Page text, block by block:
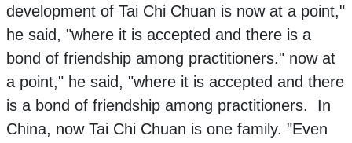
development of Tai Chi Chuan is now at a point,"
he said, "where it is accepted and there is a
bond of friendship among practitioners." now at
a point," he said, "where it is accepted and there
is a bond of friendship among practitioners. In
China, now Tai Chi Chuan is one family. "Even